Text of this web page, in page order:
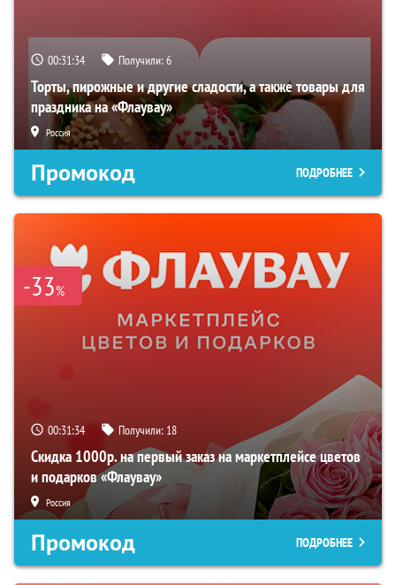
00:31:33 Получили:6
Торты, пирожные и другие сладости, а также товары для
праздника на «Флаувау»
Россия
Промокод ПОДРОБНЕЕ
-33%
00:31:33 Получили: 18
Скидка 1000р. на первый заказ на маркетплейсе цветов
и подарков «Флаувау»
Россия
Промокод ПОДРОБНЕЕ